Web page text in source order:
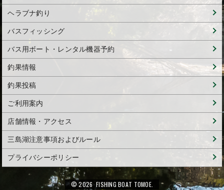
ヘラブナ釣り
バスフィッシング
バス用ボート・レンタル機器予約
釣果情報
釣果投稿
ご利用案内
店舗情報・アクセス
三島湖注意事項およびルール
プライバシーポリシー
© 2026 FISHING BOAT TOMOE.